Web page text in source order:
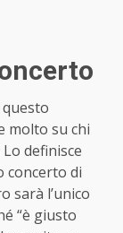
molto su chi
definisce
concerto di
sarà l’unico
“è giusto